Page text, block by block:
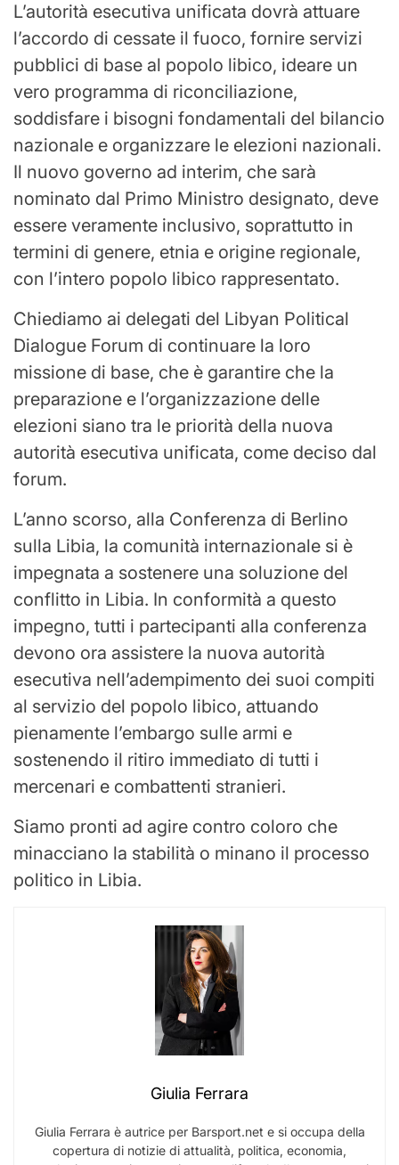
L’autorità esecutiva unificata dovrà attuare
l’accordo di cessate il fuoco, fornire servizi
pubblici di base al popolo libico, ideare un
vero programma di riconciliazione,
soddisfare i bisogni fondamentali del bilancio
nazionale e organizzare le elezioni nazionali.
Il nuovo governo ad interim, che sarà
nominato dal Primo Ministro designato, deve
essere veramente inclusivo, soprattutto in
termini di genere, etnia e origine regionale,
con l’intero popolo libico rappresentato.
Chiediamo ai delegati del Libyan Political
Dialogue Forum di continuare la loro
missione di base, che è garantire che la
preparazione e l’organizzazione delle
elezioni siano tra le priorità della nuova
autorità esecutiva unificata, come deciso dal
forum.
L’anno scorso, alla Conferenza di Berlino
sulla Libia, la comunità internazionale si è
impegnata a sostenere una soluzione del
conflitto in Libia. In conformità a questo
impegno, tutti i partecipanti alla conferenza
devono ora assistere la nuova autorità
esecutiva nell’adempimento dei suoi compiti
al servizio del popolo libico, attuando
pienamente l’embargo sulle armi e
sostenendo il ritiro immediato di tutti i
mercenari e combattenti stranieri.
Siamo pronti ad agire contro coloro che
minacciano la stabilità o minano il processo
politico in Libia.
Giulia Ferrara
Giulia Ferrara è autrice per Barsport.net e si occupa della
copertura di notizie di attualità, politica, economia,